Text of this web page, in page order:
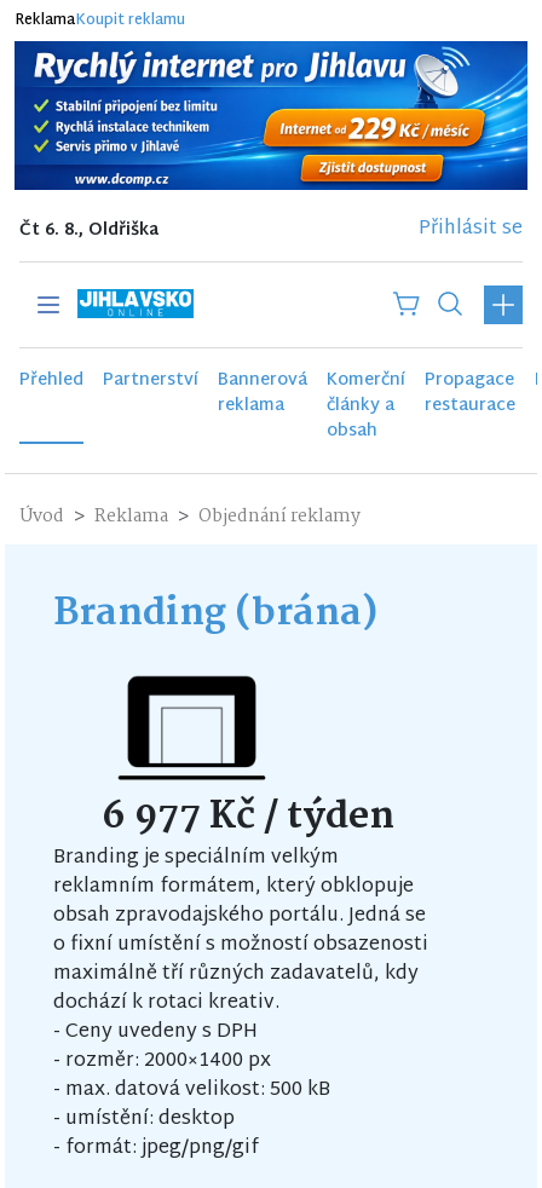
ReklamaKoupit reklamu
Čt 6. 8., Oldřiška Přihlásit se
Přehled Partnerství
Bannerová
reklama
Komerční
články a
obsah
Propagace
restaurace
Úvod Reklama Objednání reklamy
Branding (brána)
6 977 Kč/ týden
Branding je speciálním velkým
reklamním formátem, který obklopuje
obsah zpravodajského portálu. Jedná se
o fixní umístění s možností obsazenosti
maximálně tří různých zadavatelů, kdy
dochází k rotaci kreativ.
- Ceny uvedeny s DPH
- rozměr: 2000×1400 px
- max. datová velikost: 500 kB
- umístění: desktop
- formát: jpeg/png/gif